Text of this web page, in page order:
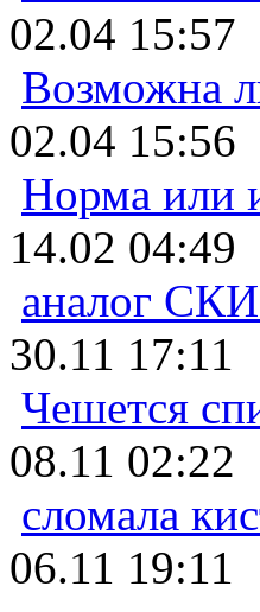
02.04 15:57
Возможна
02.04 15:56
Норма или
14.02 04:49
аналог
30.11 17:11
Чешется
08.11 02:22
сломала
06.11 19:11